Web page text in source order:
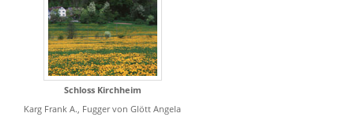
Schloss Kirchheim
Karg Frank A., Fugger von Glött Angela